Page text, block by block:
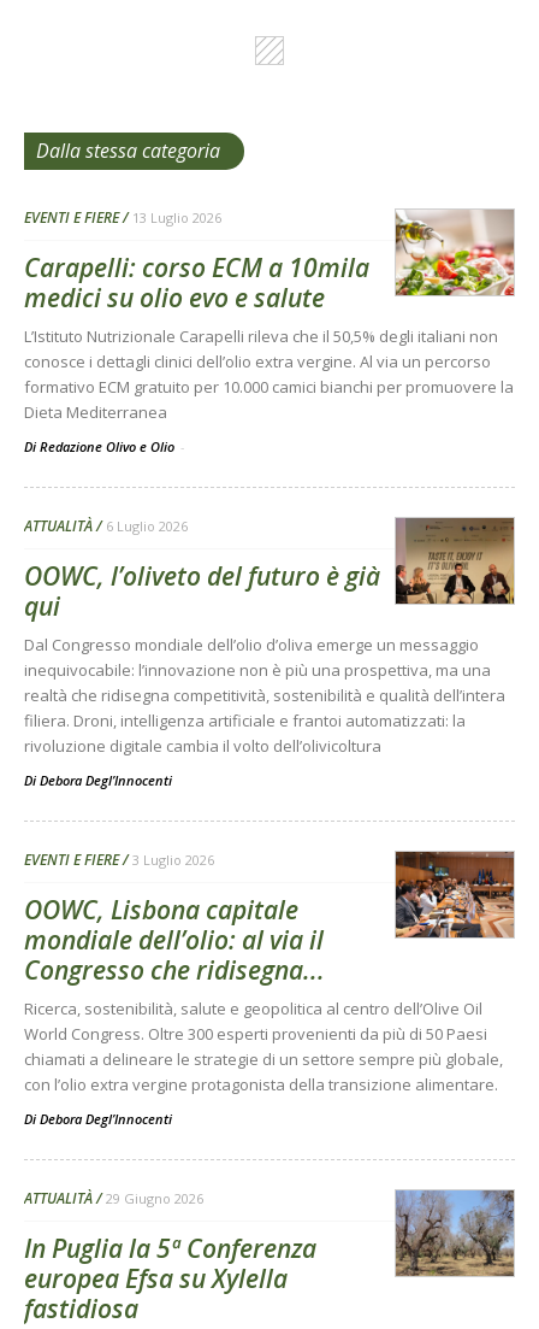
Dalla stessa categoria
EVENTI E FIERE 13 Luglio 2026
Carapelli: corso ECM a 10mila
medici su olio evo e salute
L’Istituto Nutrizionale Carapelli rileva che il 50,5% degli italiani non
conosce i dettagli clinici dell’olio extra vergine. Al via un percorso
formativo ECM gratuito per 10.000 camici bianchi per promuovere la
Dieta Mediterranea
Di Redazione Olivo e Olio -
ATTUALITÀ 6 Luglio 2026
OOWC, l’oliveto del futuro è già
qui
Dal Congresso mondiale dell’olio d’oliva emerge un messaggio
inequivocabile: l’innovazione non è più una prospettiva, ma una
realtà che ridisegna competitività, sostenibilità e qualità dell’intera
filiera. Droni, intelligenza artificiale e frantoi automatizzati: la
rivoluzione digitale cambia il volto dell’olivicoltura
Di Debora Degl’Innocenti
EVENTI E FIERE 3 Luglio 2026
OOWC, Lisbona capitale
mondiale dell’olio: al via il
Congresso che ridisegna...
Ricerca, sostenibilità, salute e geopolitica al centro dell’Olive Oil
World Congress. Oltre 300 esperti provenienti da più di 50 Paesi
chiamati a delineare le strategie di un settore sempre più globale,
con l’olio extra vergine protagonista della transizione alimentare.
Di Debora Degl’Innocenti
ATTUALITÀ 29 Giugno 2026
In Puglia la 5ª Conferenza
europea Efsa su Xylella
fastidiosa